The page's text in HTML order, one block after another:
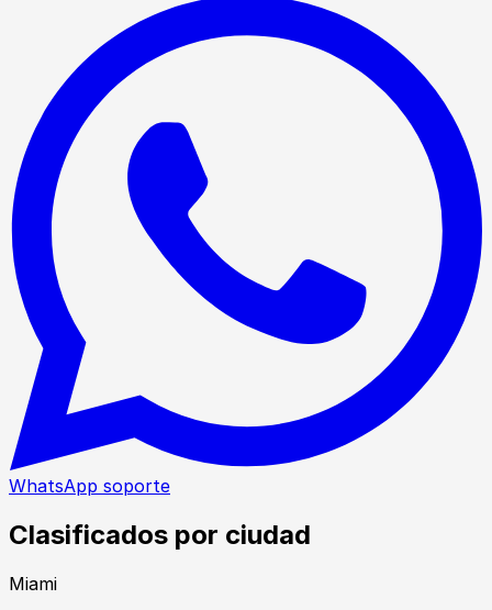
WhatsApp soporte
Clasificados por ciudad
Miami